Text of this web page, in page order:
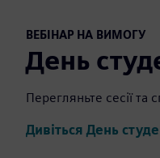
ВЕБІНАР НА ВИМОГУ
День
Перегляньте сесії та
Дивіться День